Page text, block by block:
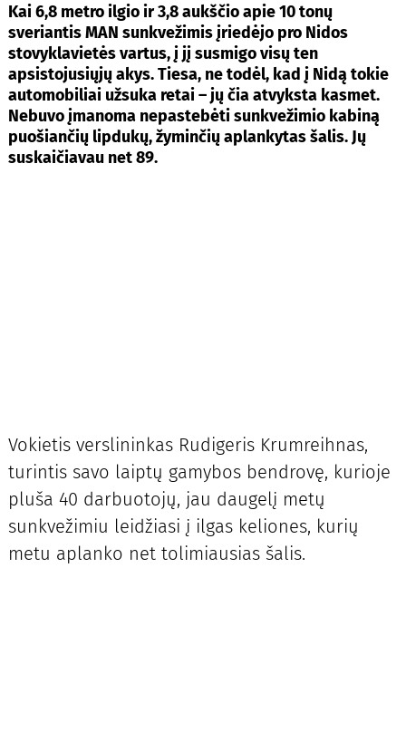
Kai 6,8 metro ilgio ir 3,8 aukščio apie 10 tonų
sveriantis MAN sunkvežimis įriedėjo pro Nidos
stovyklavietės vartus, į jį susmigo visų ten
apsistojusiųjų akys. Tiesa, ne todėl, kad į Nidą tokie
automobiliai užsuka retai – jų čia atvyksta kasmet.
Nebuvo įmanoma nepastebėti sunkvežimio kabiną
puošiančių lipdukų, žyminčių aplankytas šalis. Jų
suskaičiavau net 89.
Vokietis verslininkas Rudigeris Krumreihnas,
turintis savo laiptų gamybos bendrovę, kurioje
pluša 40 darbuotojų, jau daugelį metų
sunkvežimiu leidžiasi į ilgas keliones, kurių
metu aplanko net tolimiausias šalis.